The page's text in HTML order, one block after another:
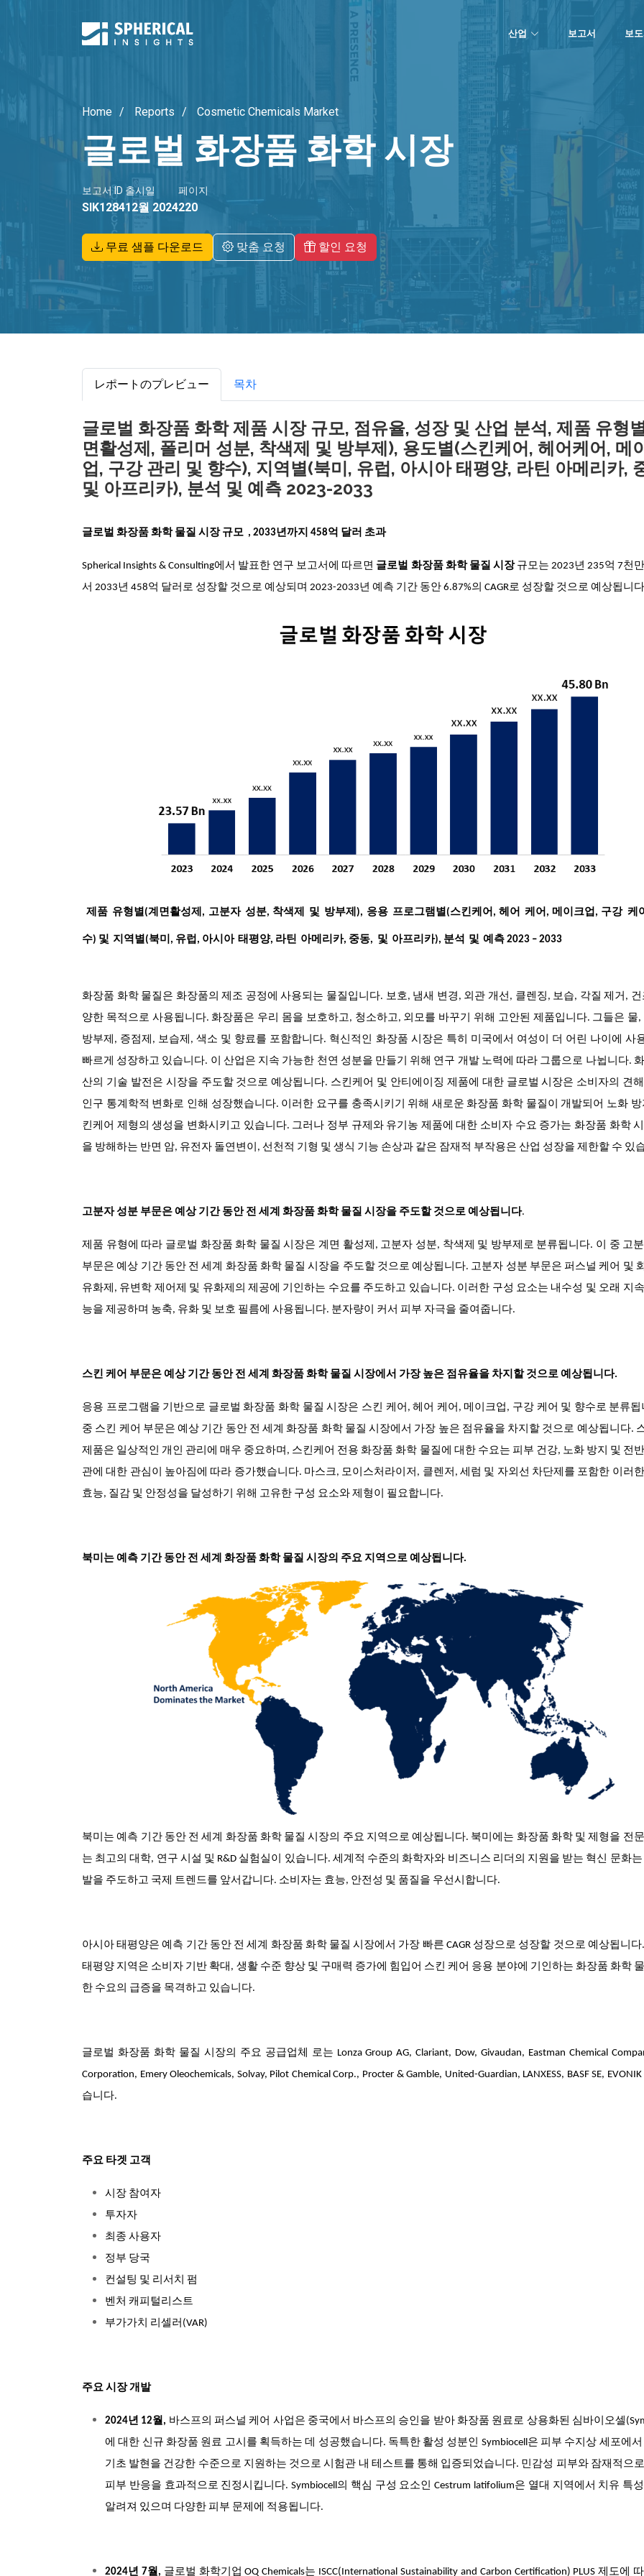
산업 보고서 보
Home Reports Cosmetic Chemicals Market
글로벌 화장품 화학 시장
보고서 ID
SIK1284
출시일
12월 2024
페이지
220
무료 샘플 다운로드 맞춤 요청 할인 요청
レポートのプレビュー 목차
글로벌 화장품 화학 제품 시장 규모, 점유율, 성장 및 산업 분석, 제품 유형
면활성제, 폴리머 성분, 착색제 및 방부제), 용도별(스킨케어, 헤어케어, 메
업, 구강 관리 및 향수), 지역별(북미, 유럽, 아시아 태평양, 라틴 아메리카,
및 아프리카), 분석 및 예측 2023-2033
글로벌 화장품 화학 물질 시장 규모 , 2033년까지 458억 달러 초과
Spherical Insights & Consulting에서 발표한 연구 보고서에 따르면 글로벌 화장품 화학 물질 시장 규모는 2023년 235억 7천
서 2033년 458억 달러로 성장할 것으로 예상되며 2023-2033년 예측 기간 동안 6.87%의 CAGR로 성장할 것으로 예상됩니
제품 유형별 (계면활성제 , 고분자 성분, 착색제 및 방부제), 응용 프로그램별 (스킨케어 , 헤어 케어 ,메이크업 , 구강 케
수) 및 지역별 (북미 , 유럽 , 아시아 태평양, 라틴 아메리카, 중동, 및 아프리카), 분석 및 예측 2023 – 2033
화장품 화학 물질은 화장품의 제조 공정에 사용되는 물질입니다. 보호, 냄새 변경, 외관 개선, 클렌징, 보습, 각질 제거, 건
양한 목적으로 사용됩니다.화장품은 우리 몸을 보호하고, 청소하고, 외모를 바꾸기 위해 고안된 제품입니다. 그들은 물,
방부제, 증점제, 보습제, 색소 및 향료를 포함합니다. 혁신적인 화장품 시장은 특히 미국에서 여성이 더 어린 나이에 사
빠르게 성장하고 있습니다. 이 산업은 지속 가능한 천연 성분을 만들기 위해 연구 개발 노력에 따라 그룹으로 나뉩니다.
산의 기술 발전은 시장을 주도할 것으로 예상됩니다. 스킨케어 및 안티에이징 제품에 대한 글로벌 시장은 소비자의 견
인구 통계학적 변화로 인해 성장했습니다. 이러한 요구를 충족시키기 위해 새로운 화장품 화학 물질이 개발되어 노화 방
킨케어 제형의 생성을 변화시키고 있습니다. 그러나 정부 규제와 유기농 제품에 대한 소비자 수요 증가는 화장품 화학
을 방해하는 반면 암, 유전자 돌연변이, 선천적 기형 및 생식 기능 손상과 같은 잠재적 부작용은 산업 성장을 제한할 수 있
고분자 성분 부문은 예상 기간 동안 전 세계 화장품 화학 물질 시장을 주도할 것으로 예상됩니다.
제품 유형에 따라 글로벌 화장품 화학 물질 시장은 계면 활성제, 고분자 성분, 착색제 및 방부제 로 분류됩니다. 이 중 고
부문은 예상 기간 동안 전 세계 화장품 화학 물질 시장을 주도할 것으로 예상됩니다. 고분자 성분 부문은 퍼스널 케어 및
유화제, 유변학 제어제 및 유화제의 제공에 기인하는 수요를 주도하고 있습니다. 이러한 구성 요소는 내수성 및 오래 지속
능을 제공하며 농축, 유화 및 보호 필름에 사용됩니다. 분자량이 커서 피부 자극을 줄여줍니다.
스킨 케어 부문은 예상 기간 동안 전 세계 화장품 화학 물질 시장에서 가장 높은 점유율을 차지할 것으로 예상됩니다.
응용 프로그램을 기반으로 글로벌 화장품 화학 물질 시장은 스킨 케어, 헤어 케어, 메이크업, 구강 케어 및 향수로 분류됩
중 스킨 케어 부문은 예상 기간 동안 전 세계 화장품 화학 물질 시장에서 가장 높은 점유율을 차지할 것으로 예상됩니다.
제품은 일상적인 개인 관리에 매우 중요하며, 스킨케어 전용 화장품 화학 물질에 대한 수요는 피부 건강, 노화 방지 및 전
관에 대한 관심이 높아짐에 따라 증가했습니다. 마스크, 모이스처라이저, 클렌저, 세럼 및 자외선 차단제를 포함한 이러
효능, 질감 및 안정성을 달성하기 위해 고유한 구성 요소와 제형이 필요합니다.
북미는 예측 기간 동안 전 세계 화장품 화학 물질 시장의 주요 지역으로 예상됩니다.
북미는 예측 기간 동안 전 세계 화장품 화학 물질 시장의 주요 지역으로 예상됩니다. 북미에는 화장품 화학 및 제형을 전
는 최고의 대학, 연구 시설 및 R&D 실험실이 있습니다. 세계적 수준의 화학자와 비즈니스 리더의 지원을 받는 혁신 문화는
발을 주도하고 국제 트렌드를 앞서갑니다. 소비자는 효능, 안전성 및 품질을 우선시합니다.
아시아 태평양은 예측 기간 동안 전 세계 화장품 화학 물질 시장에서 가장 빠른 CAGR 성장으로 성장할 것으로 예상됩니다.
태평양 지역은 소비자 기반 확대, 생활 수준 향상 및 구매력 증가에 힘입어 스킨 케어 응용 분야에 기인하는 화장품 화학
한 수요의 급증을 목격하고 있습니다.
글로벌 화장품 화학 물질 시장의 주요 공급업체 로는 Lonza Group AG, Clariant, Dow, Givaudan, Eastman Chemical
Corporation, Emery Oleochemicals, Solvay, Pilot Chemical Corp., Procter & Gamble, United-Guardian, LANXESS, BASF SE,
습니다.
주요 타겟 고객
시장 참여자
투자자
최종 사용자
정부 당국
컨설팅 및 리서치 펌
벤처 캐피털리스트
부가가치 리셀러(VAR)
주요 시장 개발
2024년 12월, 바스프의 퍼스널 케어 사업은 중국에서 바스프의 승인을 받아 화장품 원료로 상용화된 심바이오셀
에 대한 신규 화장품 원료 고시를 획득하는 데 성공했습니다. 독특한 활성 성분인 Symbiocell은 피부 수지상 세포에서
기초 발현을 건강한 수준으로 지원하는 것으로 시험관 내 테스트를 통해 입증되었습니다. 민감성 피부와 잠재적으
피부 반응을 효과적으로 진정시킵니다. Symbiocell의 핵심 구성 요소인 Cestrum latifolium은 열대 지역에서 치유 특
알려져 있으며 다양한 피부 문제에 적용됩니다.
2024년 7월, 글로벌 화학기업 OQ Chemicals는 ISCC(International Sustainability and Carbon Certification) PLUS 제도에